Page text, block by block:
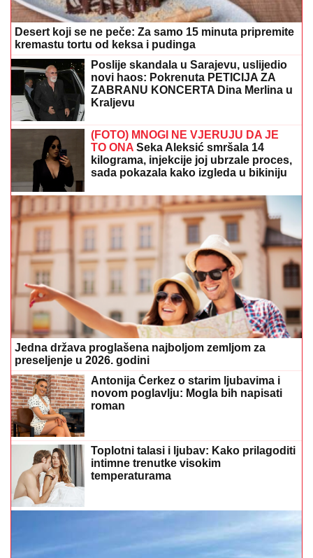
Desert koji se ne peče: Za samo 15 minuta pripremite
kremastu tortu od keksa i pudinga
Poslije skandala u Sarajevu, uslijedio
novi haos: Pokrenuta PETICIJA ZA
ZABRANU KONCERTA Dina Merlina u
Kraljevu
(FOTO) MNOGI NE VJERUJU DA JE
TO ONA Seka Aleksić smršala 14
kilograma, injekcije joj ubrzale proces,
sada pokazala kako izgleda u bikiniju
Jedna država proglašena najboljom zemljom za
preseljenje u 2026. godini
Antonija Čerkez o starim ljubavima i
novom poglavlju: Mogla bih napisati
roman
Toplotni talasi i ljubav: Kako prilagoditi
intimne trenutke visokim
temperaturama